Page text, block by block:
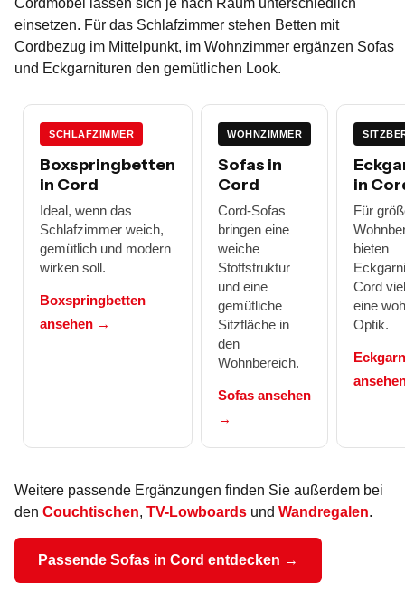
einsetzen. Für das Schlafzimmer stehen Betten mit
Cordbezug im Mittelpunkt, im Wohnzimmer ergänzen Sofas
und Eckgarnituren den gemütlichen Look.
SCHLAFZIMMER
Boxspringbetten
in Cord
Ideal, wenn das
Schlafzimmer weich,
gemütlich und modern
wirken soll.
Boxspringbetten
ansehen →
WOHNZIMMER
Sofas in
Cord
Cord-Sofas
bringen eine
weiche
Stoffstruktur
und eine
gemütliche
Sitzfläche in
den
Wohnbereich.
Sofas ansehen
→
in
Für
bieten
Cord
eine
Optik.
Weitere passende Ergänzungen finden Sie außerdem bei
den Couchtischen, TV-Lowboards und Wandregalen.
Passende Sofas in Cord entdecken →